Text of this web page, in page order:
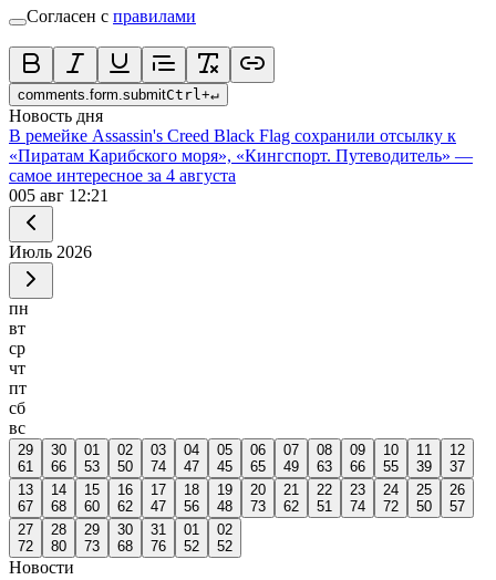
Согласен с правилами
comments.form.submitCtrl+↵
Новость дня
В ремейке Assassin's Creed Black Flag сохранили отсылку к
«Пиратам Карибского моря», «Кингспорт. Путеводитель» —
самое интересное за 4 августа
005 авг 12:21
Июль 2026
пн
вт
ср
чт
пт
сб
вс
29
61
30
66
01
53
02
50
03
74
04
47
05
45
06
65
07
49
08
63
09
66
10
55
11
39
12
37
13
67
14
68
15
60
16
62
17
47
18
56
19
48
20
73
21
62
22
51
23
74
24
72
25
50
26
57
27
72
28
80
29
73
30
68
31
76
01
52
02
52
Новости